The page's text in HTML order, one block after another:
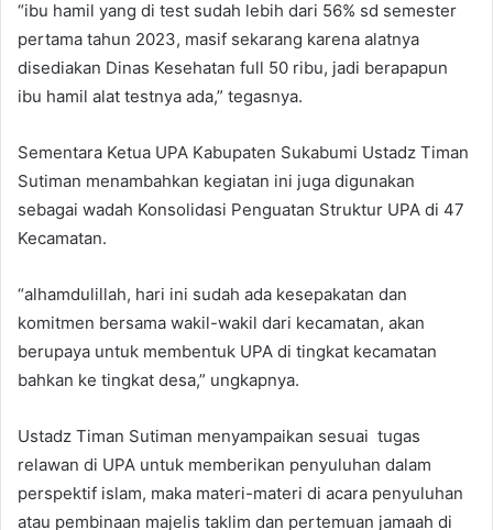
“ibu hamil yang di test sudah lebih dari 56% sd semester
pertama tahun 2023, masif sekarang karena alatnya
disediakan Dinas Kesehatan full 50 ribu, jadi berapapun
ibu hamil alat testnya ada,” tegasnya.
Sementara Ketua UPA Kabupaten Sukabumi Ustadz Timan
Sutiman menambahkan kegiatan ini juga digunakan
sebagai wadah Konsolidasi Penguatan Struktur UPA di 47
Kecamatan.
“alhamdulillah, hari ini sudah ada kesepakatan dan
komitmen bersama wakil-wakil dari kecamatan, akan
berupaya untuk membentuk UPA di tingkat kecamatan
bahkan ke tingkat desa,” ungkapnya.
Ustadz Timan Sutiman menyampaikan sesuai tugas
relawan di UPA untuk memberikan penyuluhan dalam
perspektif islam, maka materi-materi di acara penyuluhan
atau pembinaan majelis taklim dan pertemuan jamaah di